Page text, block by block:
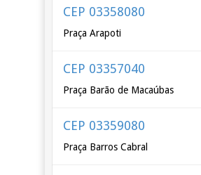
CEP 03358080
Praça Arapoti
CEP 03357040
Praça Barão de Macaúbas
CEP 03359080
Praça Barros Cabral